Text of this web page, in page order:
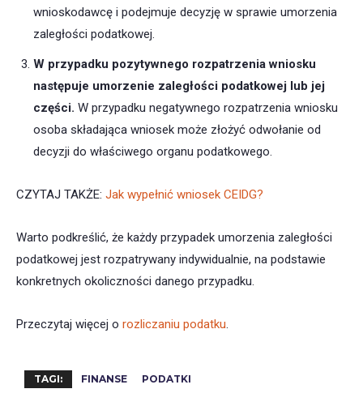
wnioskodawcę i podejmuje decyzję w sprawie umorzenia
zaległości podatkowej.
W przypadku pozytywnego rozpatrzenia wniosku
następuje umorzenie zaległości podatkowej lub jej
części. W przypadku negatywnego rozpatrzenia wniosku
osoba składająca wniosek może złożyć odwołanie od
decyzji do właściwego organu podatkowego.
CZYTAJ TAKŻE: Jak wypełnić wniosek CEIDG?
Warto podkreślić, że każdy przypadek umorzenia zaległości
podatkowej jest rozpatrywany indywidualnie, na podstawie
konkretnych okoliczności danego przypadku.
Przeczytaj więcej o rozliczaniu podatku.
TAGI: FINANSE PODATKI